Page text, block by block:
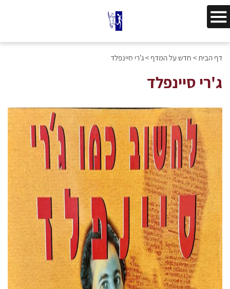
דף הבית> חדש על המדף >ג'רי סיינפלד
ג'רי סיינפלד